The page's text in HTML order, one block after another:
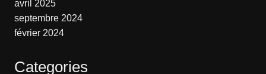
avril 2025
septembre 2024
février 2024
Categories